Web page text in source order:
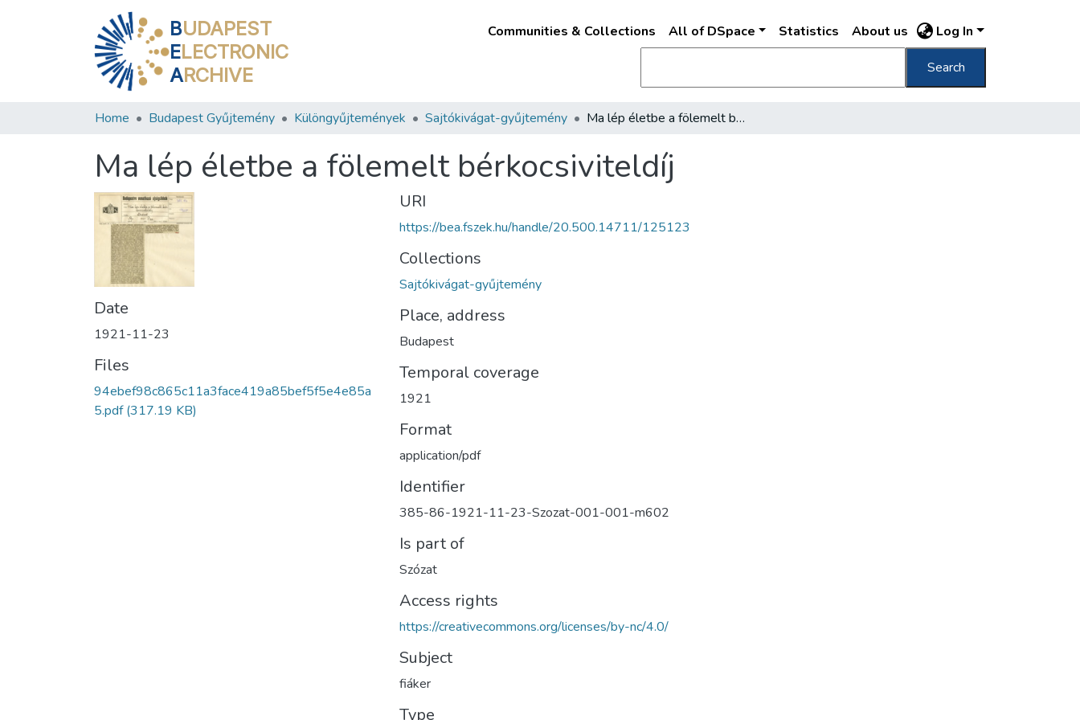
BUDAPEST
ELECTRONIC
ARCHIVE
Communities & Collections All of DSpace Statistics About us Log In
Search
Home Budapest Gyűjtemény Különgyűjtemények Sajtókivágat-gyűjtemény Ma lép életbe a fölemelt bérkocsiviteldíj
Ma lép életbe a fölemelt bérkocsiviteldíj
Date
1921-11-23
Files
94ebef98c865c11a3face419a85bef5f5e4e85a
5.pdf(317.19 KB)
URI
https://bea.fszek.hu/handle/20.500.14711/125123
Collections
Sajtókivágat-gyűjtemény
Place, address
Budapest
Temporal coverage
1921
Format
application/pdf
Identifier
385-86-1921-11-23-Szozat-001-001-m602
Is part of
Szózat
Access rights
https://creativecommons.org/licenses/by-nc/4.0/
Subject
fiáker
Type